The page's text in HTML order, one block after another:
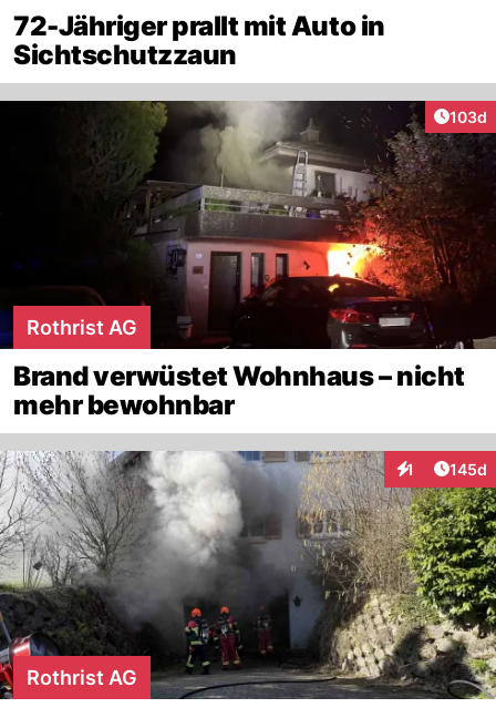
72-Jähriger prallt mit Auto in
Sichtschutzzaun
103d
Rothrist AG
Brand verwüstet Wohnhaus – nicht
mehr bewohnbar
1
Interaktionen
145d
Rothrist AG